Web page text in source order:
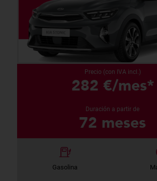
Precio (con IVA incl.)
282 €/mes*
Duración a partir de
72 meses
Gasolina